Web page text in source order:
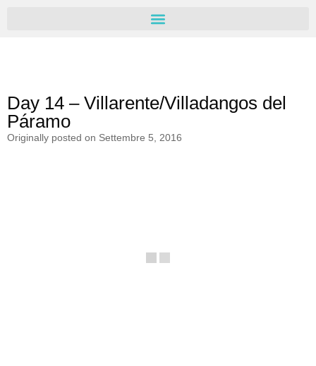
Day 14 – Villarente/Villadangos del
Páramo
Originally posted on Settembre 5, 2016